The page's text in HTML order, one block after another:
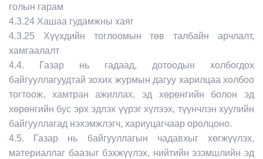
голын гарам
4.3.24 Хашаа гудамжны хаяг
4.3.25 Хүүхдийн тоглоомын төв талбайн арчлалт,
хамгаалалт
4.4. Газар нь гадаад, дотоодын холбогдох
байгууллагуудтай зохих журмын дагуу харилцаа холбоо
тогтоож, хамтран ажиллах, эд хөрөнгийн болон эд
хөрөнгийн бус эрх эдлэх үүрэг хүлээх, түүнчлэн хуулийн
байгууллагад нэхэмжлэгч, хариуцагчаар оролцоно.
4.5. Газар нь байгууллагын чадавхыг хөгжүүлэх,
материаллаг баазыг бэхжүүлэх, нийтийн эзэмшлийн эд